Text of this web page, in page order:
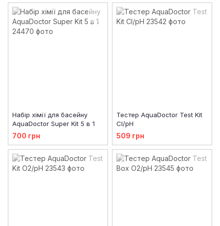
Набір хімії для басейну
AquaDoctor Super Kit 5 в 1
700 грн
Тестер AquaDoctor Test Kit
Cl/pH
509 грн